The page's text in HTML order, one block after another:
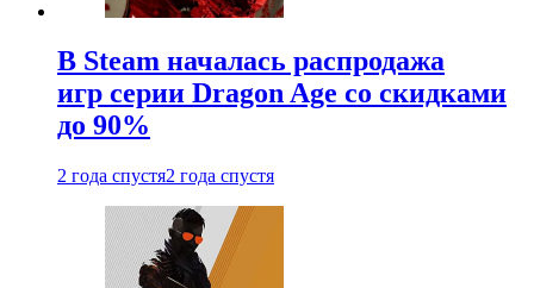
В Steam началась распродажа
игр серии Dragon Age со скидками
до 90%
2 года спустя2 года спустя